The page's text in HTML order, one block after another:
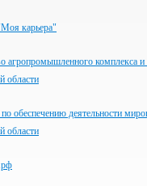
карьера"
агропромышленного комплекса и
области
обеспечению деятельности
области